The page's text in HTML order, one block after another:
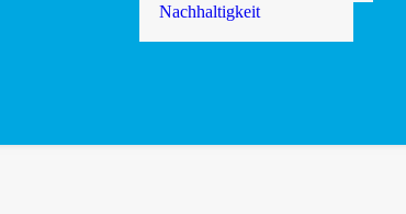
Nachhaltigkeit